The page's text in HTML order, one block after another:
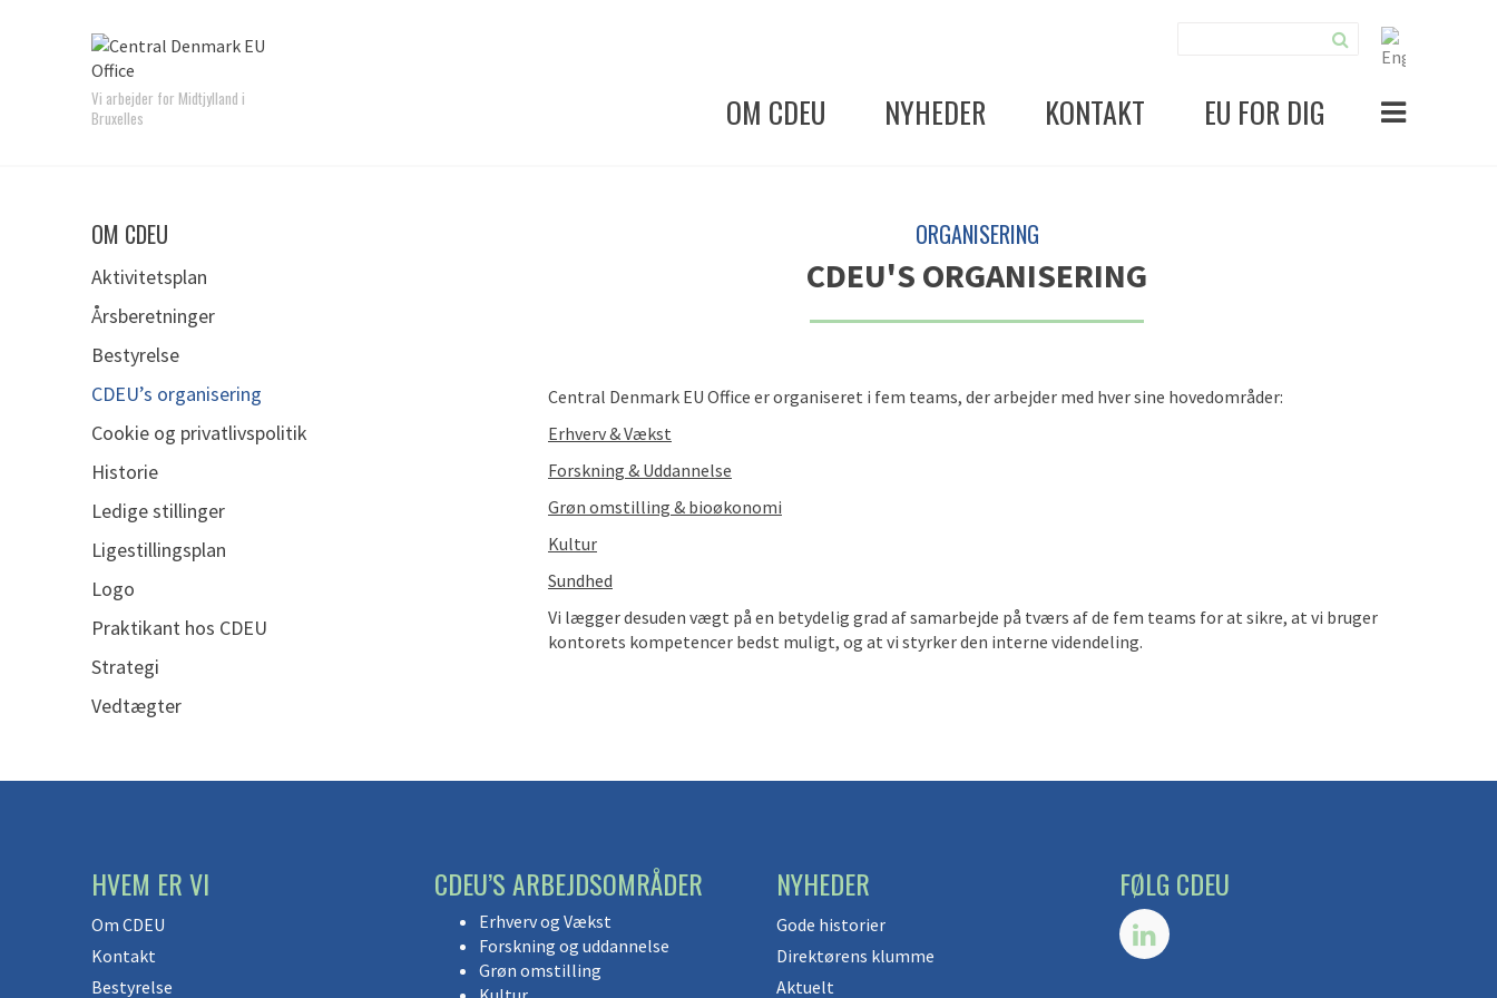
Vi arbejder for Midtjylland i
Bruxelles
OM CDEU NYHEDER KONTAKT EU FOR DIG
OM CDEU
Aktivitetsplan
Årsberetninger
Bestyrelse
CDEU’s organisering
Cookie og privatlivspolitik
Historie
Ledige stillinger
Ligestillingsplan
Logo
Praktikant hos CDEU
Strategi
Vedtægter
ORGANISERING
CDEU'S ORGANISERING
Central Denmark EU Office er organiseret i fem teams, der arbejder med hver sine hovedområder:
Erhverv & Vækst
Forskning & Uddannelse
Grøn omstilling & bioøkonomi
Kultur
Sundhed
Vi lægger desuden vægt på en betydelig grad af samarbejde på tværs af de fem teams for at sikre, at vi bruger
kontorets kompetencer bedst muligt, og at vi styrker den interne videndeling.
HVEM ER VI
Om CDEU
Kontakt
Bestyrelse
CDEU’S ARBEJDSOMRÅDER
Erhverv og Vækst
Forskning og uddannelse
Grøn omstilling
NYHEDER
Gode historier
Direktørens klumme
Aktuelt
FØLG CDEU